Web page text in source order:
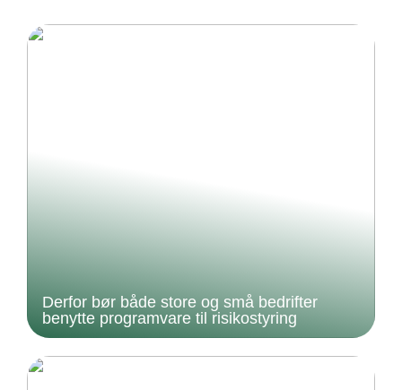
Derfor bør både store og små bedrifter
benytte programvare til risikostyring